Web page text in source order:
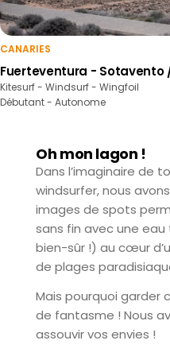
CANARIES
Fuerteventura - Sotavento
Kitesurf - Windsurf - Wingfoil
Débutant - Autonome
Oh mon lagon !
Dans l’imaginaire de
windsurfer, nous
images de spots
sans fin avec une
bien-sûr !) au cœur
de plages
Mais pourquoi garder
de fantasme ! Nous
assouvir vos envies !